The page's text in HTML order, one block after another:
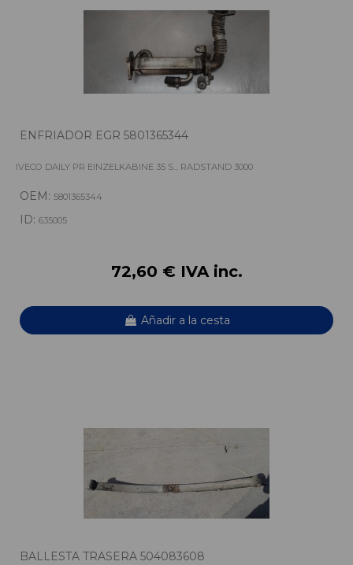
ENFRIADOR EGR 5801365344
IVECO DAILY PR EINZELKABINE 35 S... RADSTAND 3000
OEM: 5801365344
ID: 635005
72,60 € IVA inc.
Añadir a la cesta
BALLESTA TRASERA 504083608